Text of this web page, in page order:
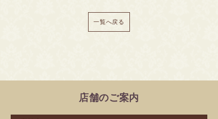
一覧へ戻る
店舗のご案内